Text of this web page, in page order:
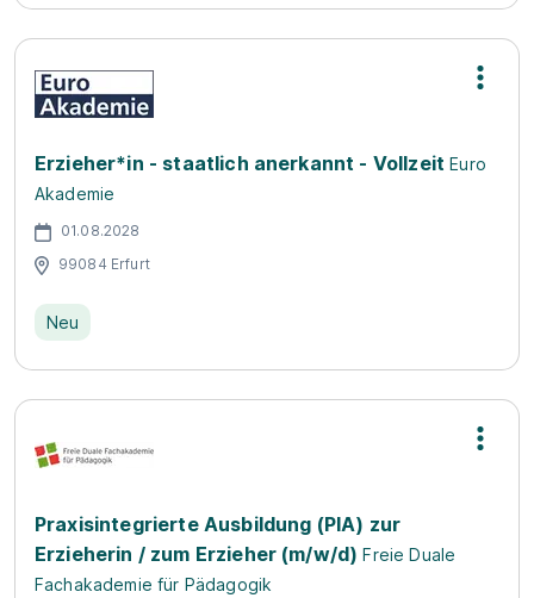
Erzieher*in - staatlich anerkannt - Vollzeit Euro
Akademie
01.08.2028
99084 Erfurt
Neu
Praxisintegrierte Ausbildung (PIA) zur
Erzieherin / zum Erzieher (m/w/d) Freie Duale
Fachakademie für Pädagogik